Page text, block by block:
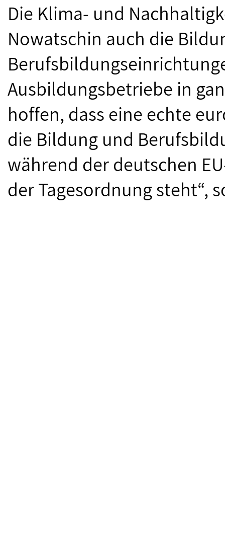
Die Klima- und
Nowatschin auch die
Ausbildungsbetriebe in
hoffen, dass eine echte
die Bildung und
während der deutschen
der Tagesordnung steht“,